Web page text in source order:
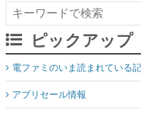
電ファミのいま読まれている記
アプリセール情報
インタビュー
連載・特集一